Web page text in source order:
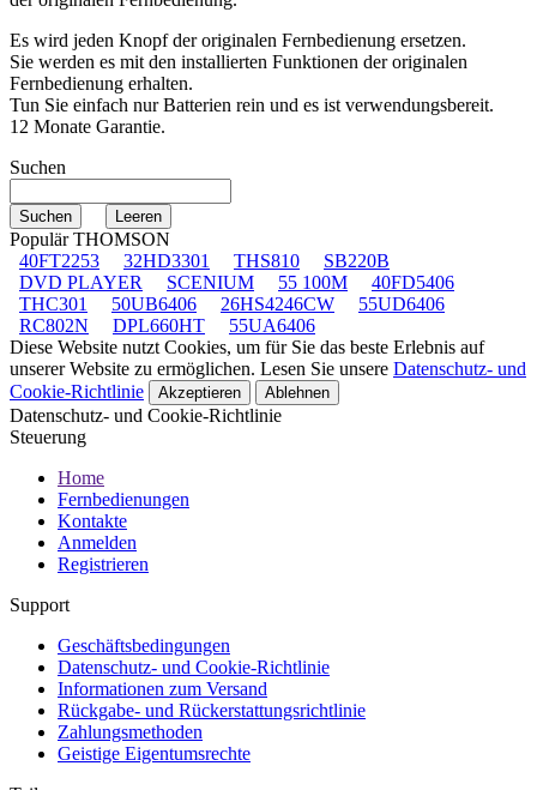
Es wird jeden Knopf der originalen Fernbedienung ersetzen.
Sie werden es mit den installierten Funktionen der originalen
Fernbedienung erhalten.
Tun Sie einfach nur Batterien rein und es ist verwendungsbereit.
12 Monate Garantie.
Suchen
Populär THOMSON
40FT2253
32HD3301 THS810
SB220B
DVD PLAYER
SCENIUM 55 100M
40FD5406
THC301
50UB6406 26HS4246CW
55UD6406
RC802N
DPL660HT
55UA6406
Diese Website nutzt Cookies, um für Sie das beste Erlebnis auf
unserer Website zu ermöglichen. Lesen Sie unsere Datenschutz- und
Cookie-Richtlinie
Akzeptieren Ablehnen
Datenschutz- und Cookie-Richtlinie
Steuerung
Home
Fernbedienungen
Kontakte
Anmelden
Registrieren
Support
Geschäftsbedingungen
Datenschutz- und Cookie-Richtlinie
Informationen zum Versand
Rückgabe- und Rückerstattungsrichtlinie
Zahlungsmethoden
Geistige Eigentumsrechte